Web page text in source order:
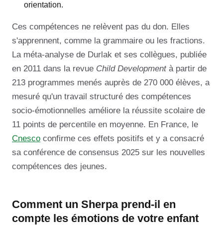
orientation.
Ces compétences ne relèvent pas du don. Elles
s'apprennent, comme la grammaire ou les fractions.
La méta-analyse de Durlak et ses collègues, publiée
en 2011 dans la revue Child Developmentà partir de
213 programmes menés auprès de 270 000 élèves, a
mesuré qu'un travail structuré des compétences
socio-émotionnelles améliore la réussite scolaire de
11 points de percentile en moyenne. En France, le
Cnesco confirme ces effets positifs et y a consacré
sa conférence de consensus 2025 sur les nouvelles
compétences des jeunes.
Comment un Sherpa prend-il en
compte les émotions de votre enfant